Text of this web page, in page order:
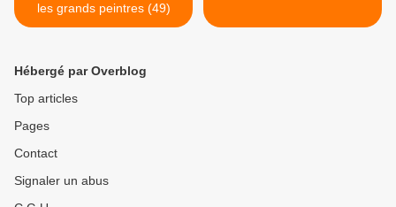
les grands peintres (49)
Hébergé par Overblog
Top articles
Pages
Contact
Signaler un abus